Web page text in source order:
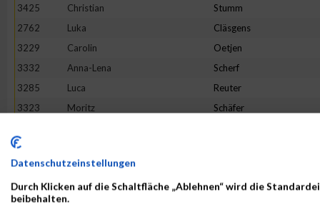
3425
Christian Stumm
2762
Luka Cläsgens
3229
Carolin Oetjen
3332
Anna-Lena Scherf
3285
Luca Reuter
3323
Moritz Schäfer
2850
3513
Petra
3256
Louis Pohle
Datenschutzeinstellungen
Durch Klicken auf die Schaltfläche „Ablehnen“ wird die
beibehalten.